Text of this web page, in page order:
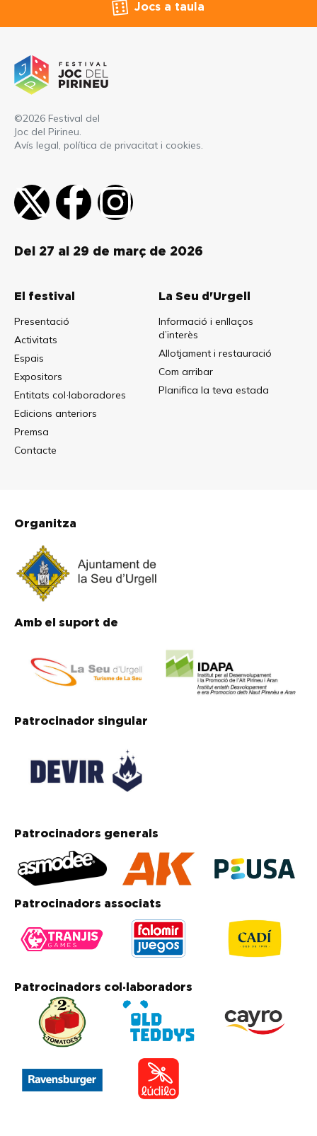
Jocs a taula
©2026 Festival del
Joc del Pirineu.
Avís legal, política de privacitat i cookies.
Del 27 al 29 de març de 2026
El festival
Presentació
Activitats
Espais
Expositors
Entitats col·laboradores
Edicions anteriors
Premsa
Contacte
La Seu d'Urgell
Informació i enllaços
d’interès
Allotjament i restauració
Com arribar
Planifica la teva estada
Organitza
Amb el suport de
Patrocinador singular
Patrocinadors generals
Patrocinadors associats
Patrocinadors col·laboradors